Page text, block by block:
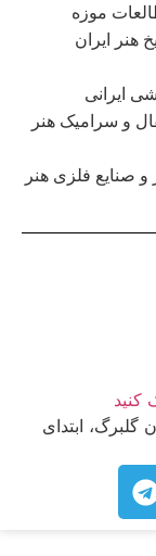
هنر ایران
و سرامیک هنر
و صنایع فلزی هنر
کنید
گلبرگ، ابتدای